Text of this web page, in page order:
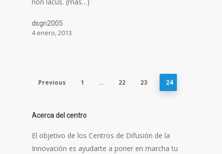
dsgn2005
4 enero, 2013
Previous 1 … 22 23 24
Acerca del centro
El objetivo de los Centros de Difusión de la
Innovación es ayudarte a poner en marcha tu